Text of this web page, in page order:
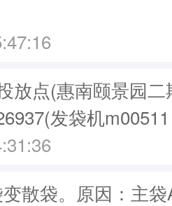
放点(惠南颐景园
发袋机
散袋。原因：主